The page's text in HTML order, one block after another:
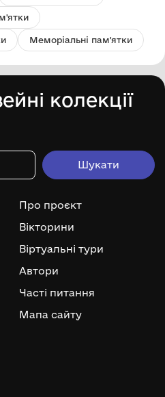
Меморіальні пам'ятки
колекції
Про проєкт
Вікторини
Віртуальні тури
Автори
Часті питання
Мапа сайту